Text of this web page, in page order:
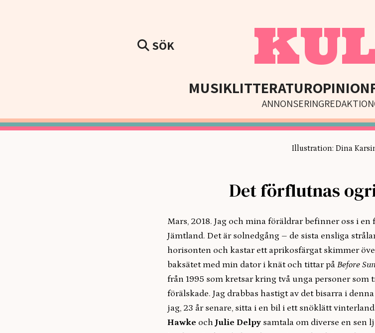
SÖK
MUSIKLITTERATUROPINION
ANNONSERINGREDAKTION
Illustration: Dina
Det förflutnas
Mars, 2018. Jag och mina föräldrar befinner oss i
Jämtland. Det är solnedgång – de sista ensliga
horisonten och kastar ett aprikosfärgat skimmer
baksätet med min dator i knät och tittar på Before
från 1995 som kretsar kring två unga personer
förälskade. Jag drabbas hastigt av det bisarra i
jag, 23 år senare, sitta i en bil i ett snöklätt
Hawke och Julie Delpy samtala om diverse en sen